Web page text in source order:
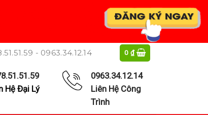
- 0963.34.12.14 0₫
Hệ Đại Lý
0963.34.12.14
Liên Hệ Công
Trình